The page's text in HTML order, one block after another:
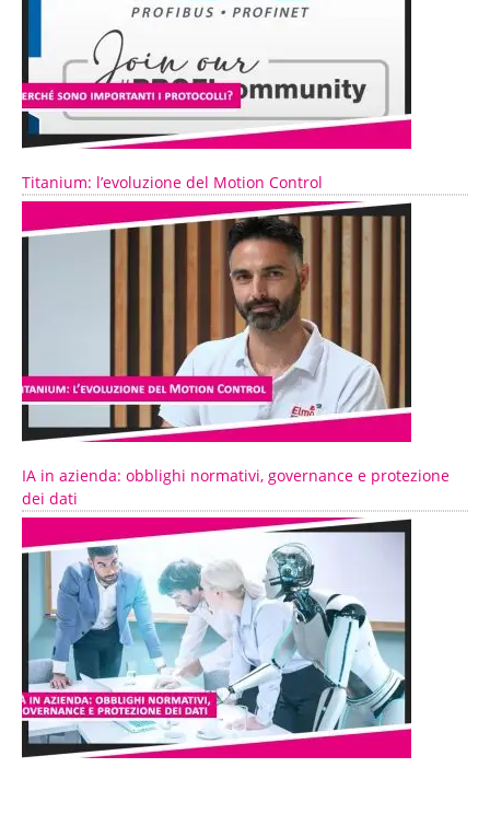
Titanium: l’evoluzione del Motion Control
IA in azienda: obblighi normativi, governance e protezione
dei dati